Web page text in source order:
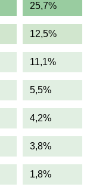
25,7%
12,5%
11,1%
5,5%
4,2%
3,8%
1,8%